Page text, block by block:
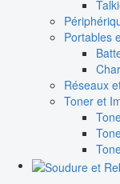
Portables
Réseaux
Toner et